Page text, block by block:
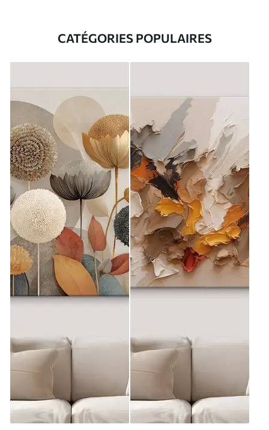
CATÉGORIES POPULAIRES